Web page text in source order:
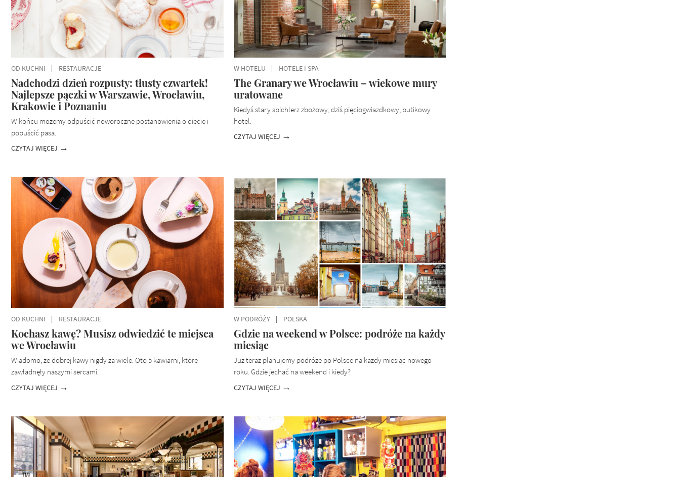
OD KUCHNI RESTAURACJE
Nadchodzi dzień rozpusty: tłusty czwartek!
Najlepsze pączki w Warszawie, Wrocławiu,
Krakowie i Poznaniu
W końcu możemy odpuścić noworoczne postanowienia o diecie i
popuścić pasa.
CZYTAJ WIĘCEJ
W HOTELU HOTELE I SPA
The Granary we Wrocławiu – wiekowe mury
uratowane
Kiedyś stary spichlerz zbożowy, dziś pięciogwiazdkowy, butikowy
hotel.
CZYTAJ WIĘCEJ
OD KUCHNI RESTAURACJE
Kochasz kawę? Musisz odwiedzić te miejsca
we Wrocławiu
Wiadomo, że dobrej kawy nigdy za wiele. Oto 5 kawiarni, które
zawładnęły naszymi sercami.
CZYTAJ WIĘCEJ
W PODRÓŻY POLSKA
Gdzie na weekend w Polsce: podróże na każdy
miesiąc
Już teraz planujemy podróże po Polsce na każdy miesiąc nowego
roku. Gdzie jechać na weekend i kiedy?
CZYTAJ WIĘCEJ